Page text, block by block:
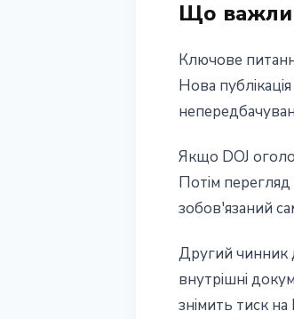
Що
Ключове
Нова
Якщо DOJ
Потім перегляд
зобов'язаний
Другий чинник
внутрішні
знімить тиск